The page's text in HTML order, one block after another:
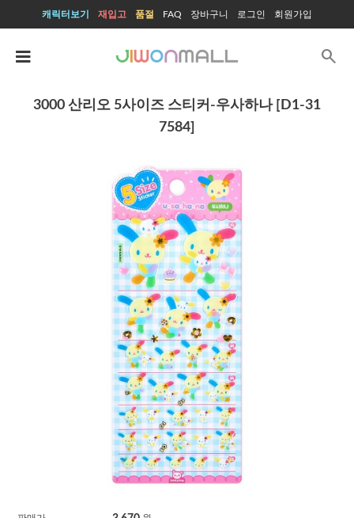
캐릭터보기 재입고 품절 FAQ 장바구니 로그인 회원가입
search
3000 산리오 5사이즈 스티커-우사하나 [D1-31
7584]